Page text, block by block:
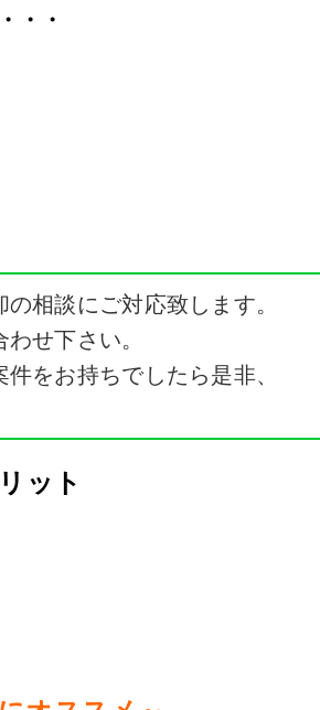
・・
相談にご対応致します。
せ下さい。
をお持ちでしたら是非、
ット